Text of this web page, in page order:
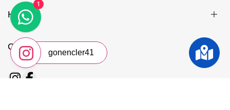
Help
Corporate
gonencler41
1